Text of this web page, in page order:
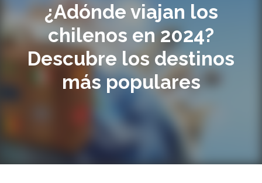
¿Adónde viajan los
chilenos en 2024?
Descubre los destinos
más populares